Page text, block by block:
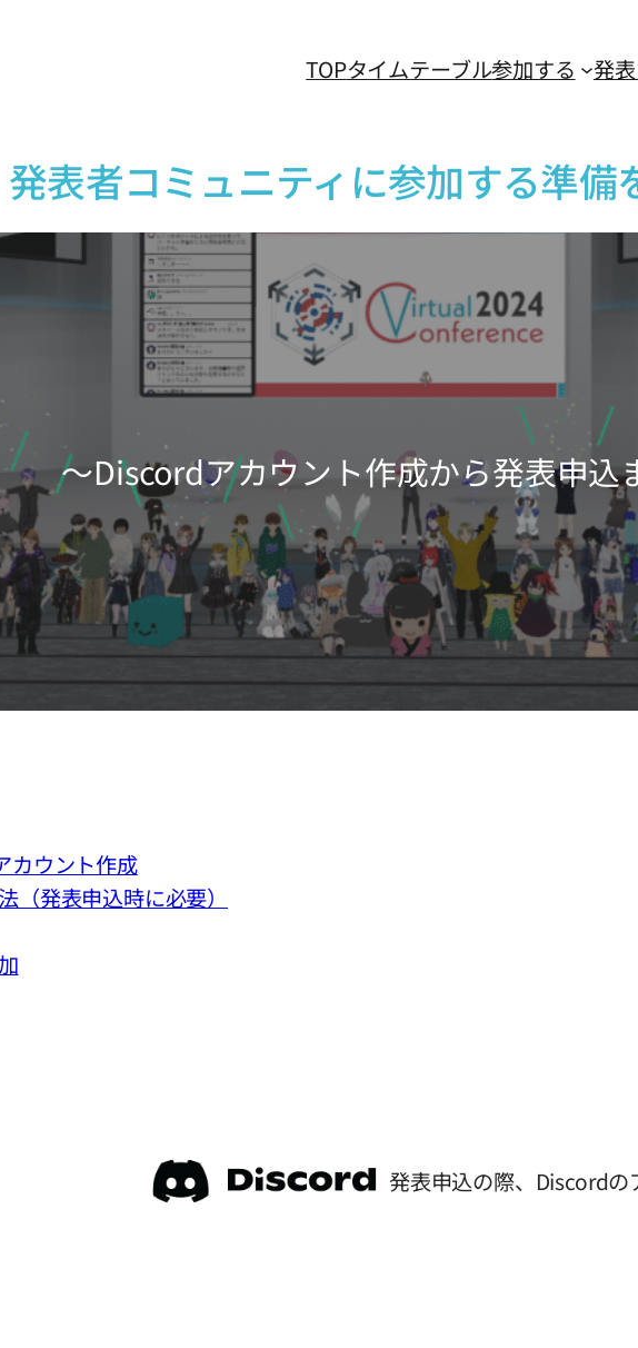
TOPタイムテーブル参加する 発
発表者コミュニティに参加する準備
〜Discordアカウント作成から発表申込
カウント作成
発表申込時に必要）
発表申込の際、Discord